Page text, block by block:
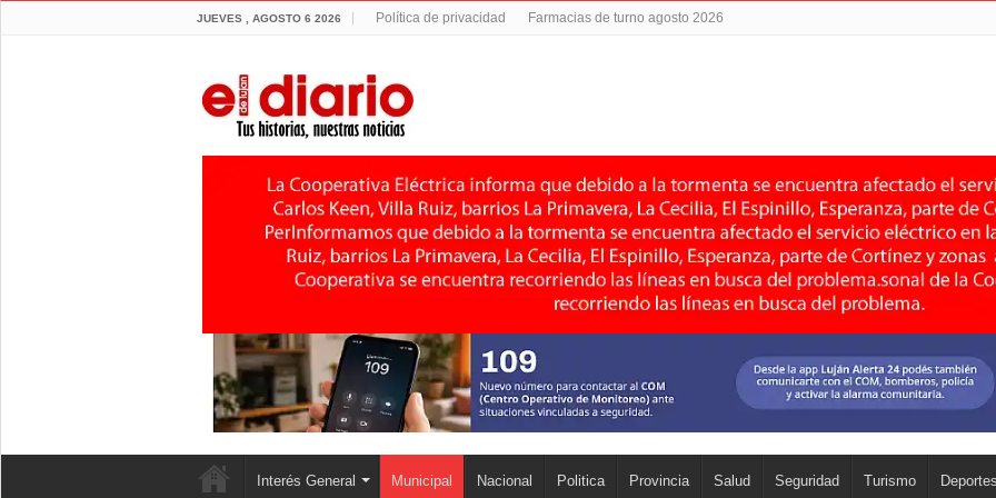
JUEVES , AGOSTO 6 2026 Política de privacidad Farmacias de turno agosto 2026
Interés General Municipal Nacional Politica Provincia Salud Seguridad Turismo